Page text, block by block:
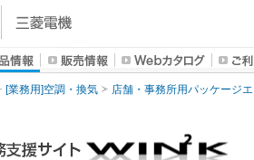
[業務用]空調・換気 店舗・事務所用パッケージ